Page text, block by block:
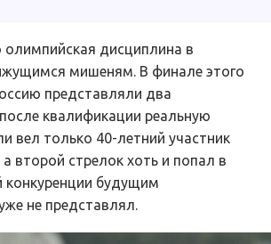
олимпийская дисциплина в
мишеням. В финале этого
представляли два
квалификации реальную
вел только 40-летний участник
второй стрелок хоть и попал в
будущим
не представлял.